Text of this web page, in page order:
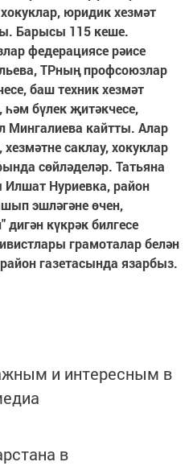
юридик хезмәт
Барысы 115 кеше.
федерациясе рәисе
ТРның профсоюзлар
баш техник хезмәт
бүлек җитәкчесе,
Мингалиева кайтты. Алар
саклау, хокуклар
сөйләделәр. Татьяна
Нуриевка, район
эшләгәне өчен,
күкрәк билгесе
грамоталар белән
газетасында язарбыз.
и интересным в
в